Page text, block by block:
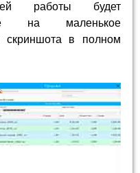
работы будет
на маленькое
скриншота в полном